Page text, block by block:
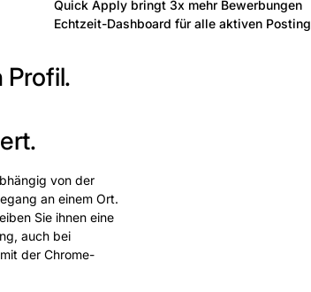
Quick Apply bringt 3x mehr Bewerbungen
Echtzeit-Dashboard für alle aktiven
Profil.
von der
an einem Ort.
Sie ihnen eine
auch bei
der Chrome-